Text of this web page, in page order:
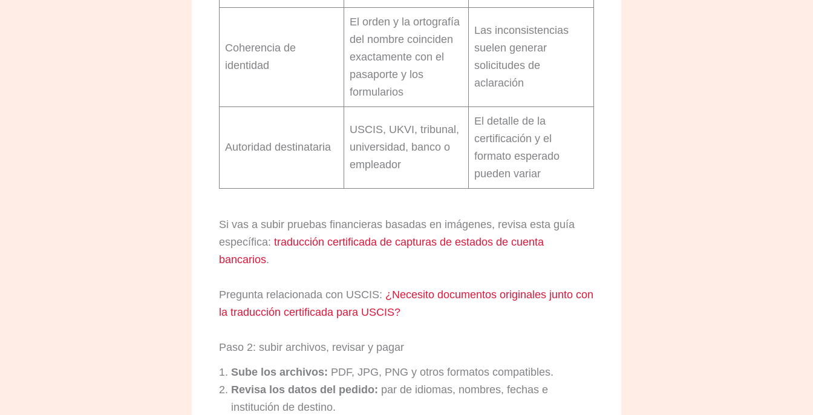
Coherencia de
identidad
El orden y la ortografía
del nombre coinciden
exactamente con el
pasaporte y los
formularios
Las inconsistencias
suelen generar
solicitudes de
aclaración
Autoridad destinataria
USCIS, UKVI, tribunal,
universidad, banco o
empleador
El detalle de la
certificación y el
formato esperado
pueden variar
Si vas a subir pruebas financieras basadas en imágenes, revisa esta guía
específica: traducción certificada de capturas de estados de cuenta
bancarios.
Pregunta relacionada con USCIS: ¿Necesito documentos originales junto con
la traducción certificada para USCIS?
Paso 2: subir archivos, revisar y pagar
Sube los archivos: PDF, JPG, PNG y otros formatos compatibles.
Revisa los datos del pedido: par de idiomas, nombres, fechas e
institución de destino.